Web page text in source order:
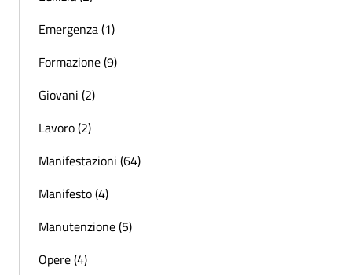
Emergenza (1)
Formazione (9)
Giovani (2)
Lavoro (2)
Manifestazioni (64)
Manifesto (4)
Manutenzione (5)
Opere (4)